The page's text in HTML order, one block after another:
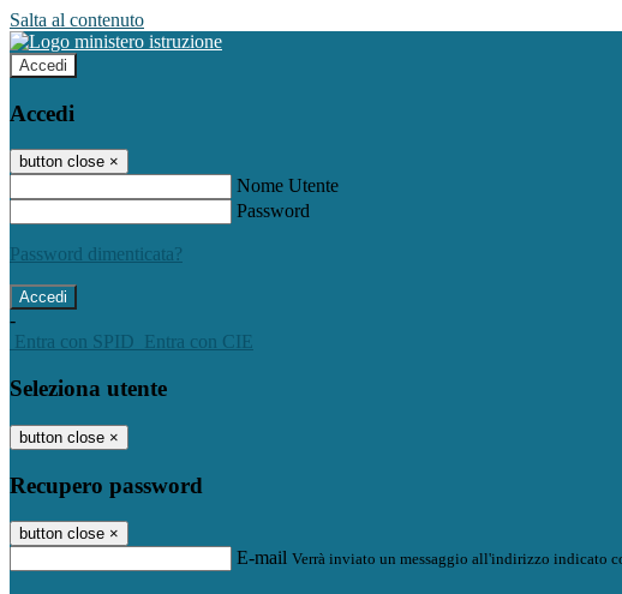
Salta al contenuto
Accedi
Accedi
button close ×
Nome Utente
Password
Password dimenticata?
-
Entra con SPID
Entra con CIE
Seleziona utente
button close ×
Recupero password
button close ×
E-mail Verrà inviato un messaggio all'indirizzo indicato